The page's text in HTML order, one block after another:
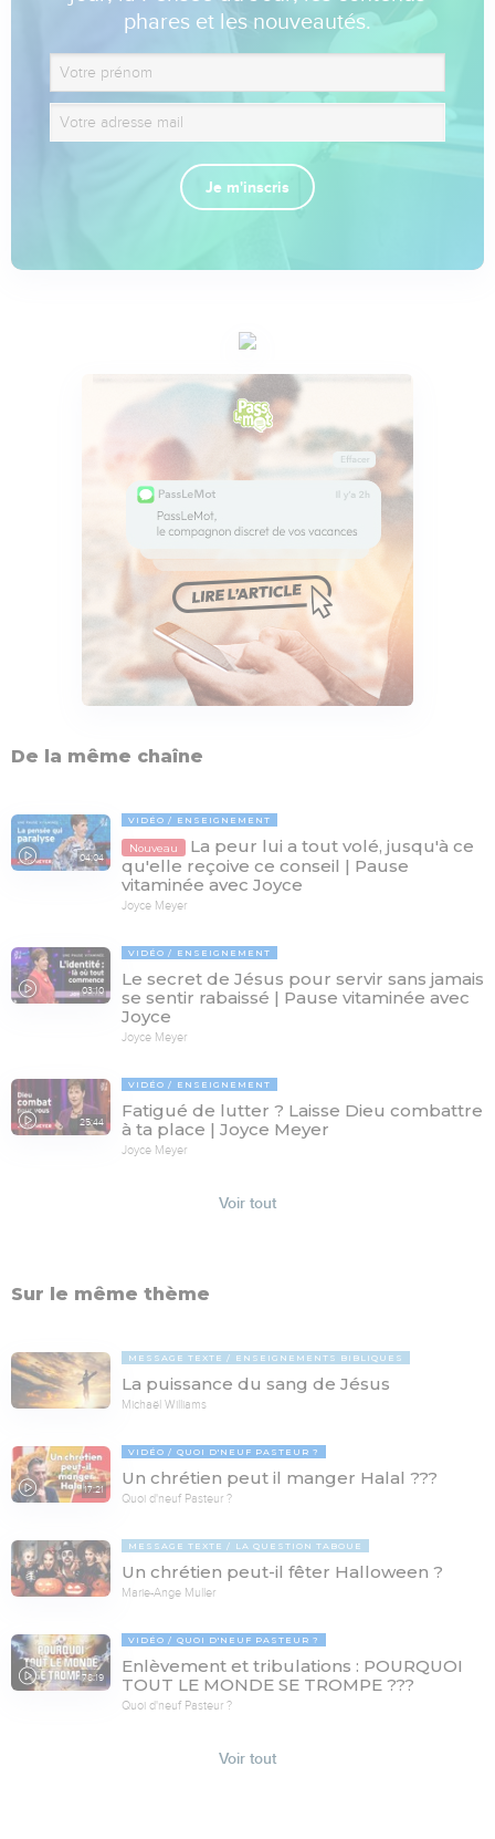
phares et les nouveautés.
Je m'inscris
De la même chaîne
04:04
VIDÉO ENSEIGNEMENT
Nouveau
La peur lui a tout volé, jusqu'à ce
qu'elle reçoive ce conseil | Pause
vitaminée avec Joyce
Joyce Meyer
03:10
VIDÉO ENSEIGNEMENT
Le secret de Jésus pour servir sans jamais
se sentir rabaissé | Pause vitaminée avec
Joyce
Joyce Meyer
25:44
VIDÉO ENSEIGNEMENT
Fatigué de lutter ? Laisse Dieu combattre
à ta place | Joyce Meyer
Joyce Meyer
Voir tout
Sur le même thème
MESSAGE TEXTE ENSEIGNEMENTS BIBLIQUES
La puissance du sang de Jésus
Michaël Williams
17:21
VIDÉO QUOI D'NEUF PASTEUR ?
Un chrétien peut il manger Halal ???
Quoi d'neuf Pasteur ?
MESSAGE TEXTE LA QUESTION TABOUE
Un chrétien peut-il fêter Halloween ?
Marie-Ange Muller
78:19
VIDÉO QUOI D'NEUF PASTEUR ?
Enlèvement et tribulations : POURQUOI
TOUT LE MONDE SE TROMPE ???
Quoi d'neuf Pasteur ?
Voir tout